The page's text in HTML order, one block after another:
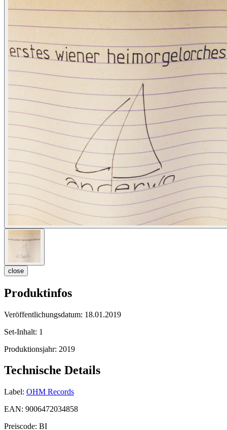
close
Produktinfos
Veröffentlichungsdatum: 18.01.2019
Set-Inhalt: 1
Produktionsjahr: 2019
Technische Details
Label: OHM Records
EAN: 9006472034858
Preiscode: BI